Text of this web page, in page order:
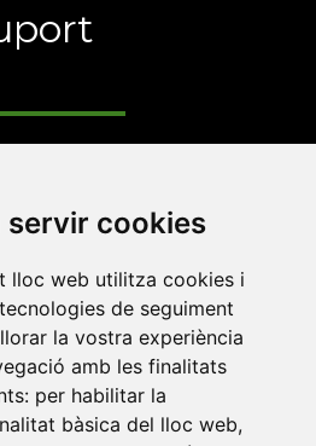
servir cookies
lloc web utilitza cookies i
de seguiment
la vostra experiència
amb les finalitats
per habilitar la
bàsica del lloc web,
• Universitat d'Alacant
Universitat Autònoma de